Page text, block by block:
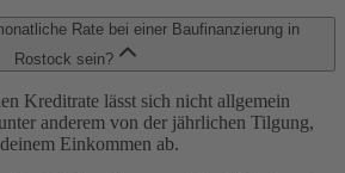
Rate bei einer Baufinanzierung in
Rostock sein?
Kreditrate lässt sich nicht allgemein
anderem von der jährlichen Tilgung,
Einkommen ab.